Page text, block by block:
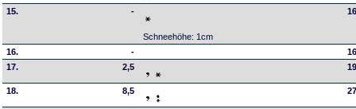
15. -
Schneehöhe: 1cm
16. -
17.
2,5
18. 8,5